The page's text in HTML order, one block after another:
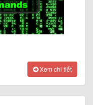
Xem chi tiết